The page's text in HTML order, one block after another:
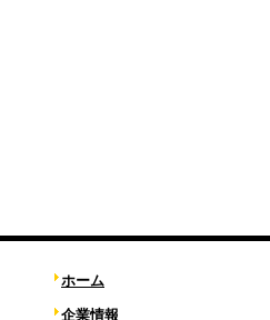
ホーム
企業情報